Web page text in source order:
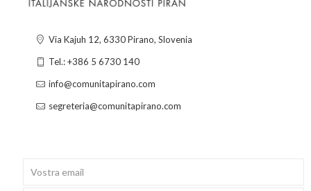
Via Kajuh 12, 6330 Pirano, Slovenia
Tel.: +386 5 6730 140
info@comunitapirano.com
segreteria@comunitapirano.com